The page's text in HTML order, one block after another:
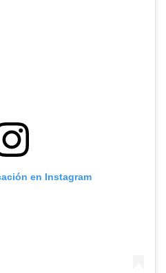
en Instagram